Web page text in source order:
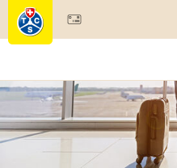
Mitgliedschaft & Leistungen
Test, Sicherheit & Gesundheit